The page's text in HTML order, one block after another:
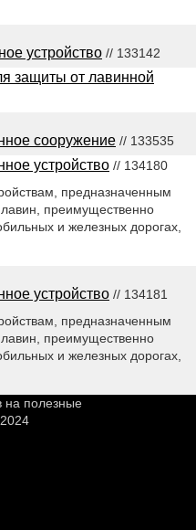
устройство // 133142
защиты от лавинной
сооружение // 133535
устройство // 134180
предназначенным
преимущественно
и железных дорогах,
устройство // 134181
предназначенным
преимущественно
и железных дорогах,
на полезные